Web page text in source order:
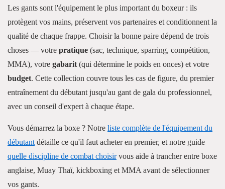
Les gants sont l'équipement le plus important du boxeur : ils
protègent vos mains, préservent vos partenaires et conditionnent la
qualité de chaque frappe. Choisir la bonne paire dépend de trois
choses — votre pratique (sac, technique, sparring, compétition,
MMA), votre gabarit (qui détermine le poids en onces) et votre
budget. Cette collection couvre tous les cas de figure, du premier
entraînement du débutant jusqu'au gant de gala du professionnel,
avec un conseil d'expert à chaque étape.
Vous démarrez la boxe ? Notre liste complète de l'équipement du
débutant détaille ce qu'il faut acheter en premier, et notre guide
quelle discipline de combat choisirvous aide à trancher entre boxe
anglaise, Muay Thaï, kickboxing et MMA avant de sélectionner
vos gants.